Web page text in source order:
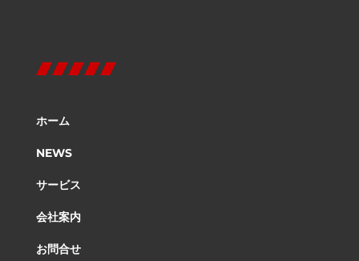
ホーム
NEWS
サービス
会社案内
お問合せ